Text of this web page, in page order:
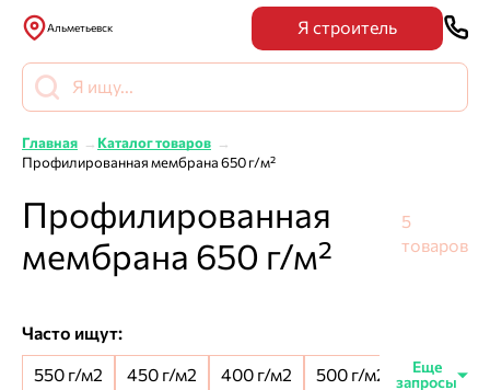
Альметьевск Я строитель
Главная
Каталог товаров
Профилированная мембрана 650 г/м²
Профилированная
мембрана 650 г/м²
5
товаров
Часто ищут:
550 г/м2
450 г/м2 400 г/м2 500 г/м2 8 мм шип